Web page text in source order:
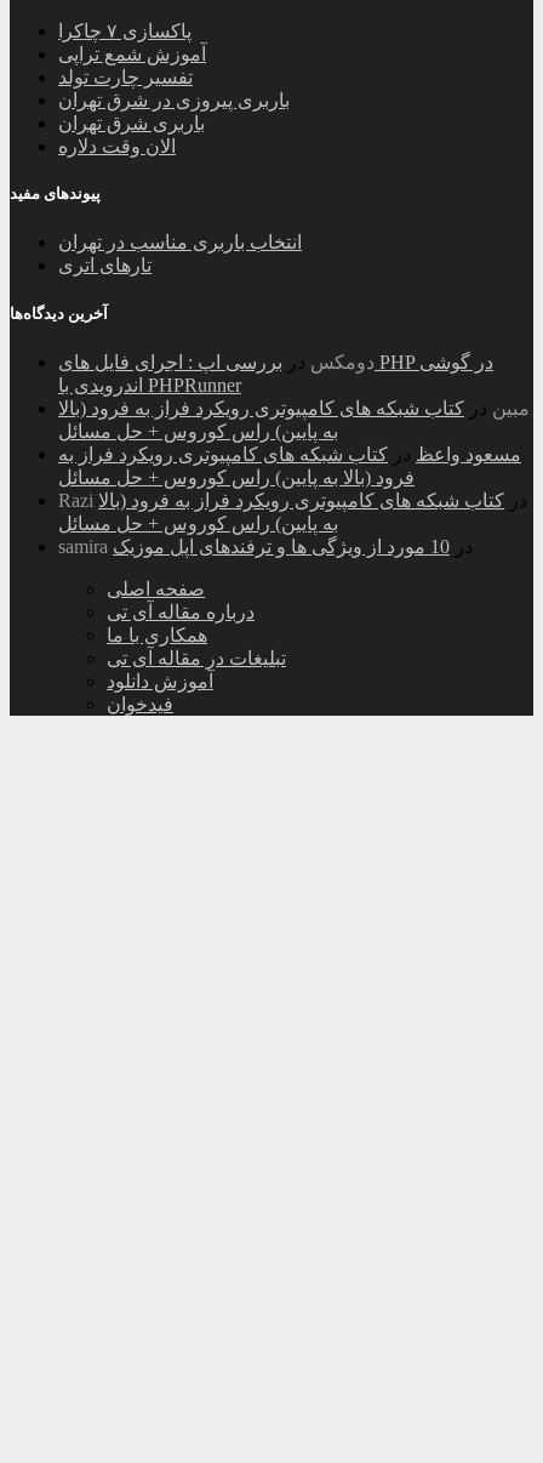
پاکسازی ۷ چاکرا
آموزش شمع تراپی
تفسیر چارت تولد
باربری پیروزی در شرق تهران
باربری شرق تهران
الان وقت دلاره
پیوندهای مفید
انتخاب باربری مناسب در تهران
تارهای اتری
آخرین دیدگاه‌ها
دومکس در بررسی اپ : اجرای فایل های PHP در گوشی
اندرویدی با PHPRunner
مبین در کتاب شبکه های کامپیوتری رویکرد فراز به فرود (بالا
به پایین) راس کوروس + حل مسائل
مسعود واعظ در کتاب شبکه های کامپیوتری رویکرد فراز به
فرود (بالا به پایین) راس کوروس + حل مسائل
Razi
در کتاب شبکه های کامپیوتری رویکرد فراز به فرود (بالا
به پایین) راس کوروس + حل مسائل
samira
در 10 مورد از ویژگی ها و ترفندهای اپل موزیک
صفحه اصلی
درباره مقاله آی تی
همکاری با ما
تبلیغات در مقاله آی تی
آموزش دانلود
فیدخوان